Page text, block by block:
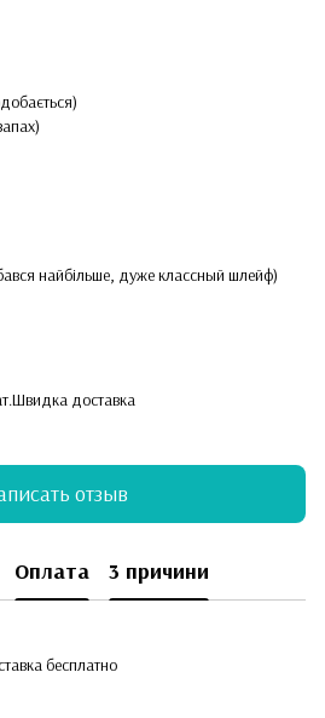
найбільше, дуже классный шлейф)
доставка
отзыв
Оплата 3 причини
бесплатно